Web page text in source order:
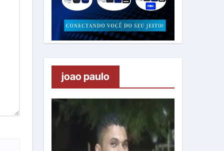
joao paulo